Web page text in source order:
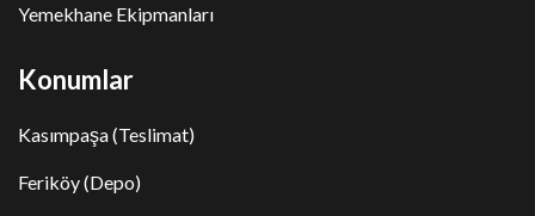
Yemekhane Ekipmanları
Konumlar
Kasımpaşa (Teslimat)
Feriköy (Depo)